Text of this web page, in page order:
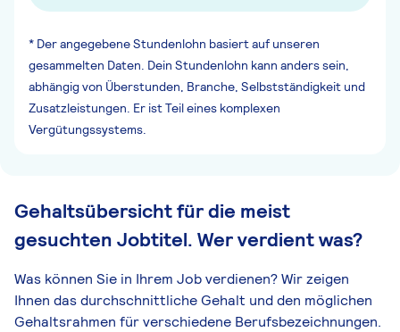
* Der angegebene Stundenlohn basiert auf unseren
gesammelten Daten. Dein Stundenlohn kann anders sein,
abhängig von Überstunden, Branche, Selbstständigkeit und
Zusatzleistungen. Er ist Teil eines komplexen
Vergütungssystems.
Gehaltsübersicht für die meist
gesuchten Jobtitel. Wer verdient was?
Was können Sie in Ihrem Job verdienen? Wir zeigen
Ihnen das durchschnittliche Gehalt und den möglichen
Gehaltsrahmen für verschiedene Berufsbezeichnungen.